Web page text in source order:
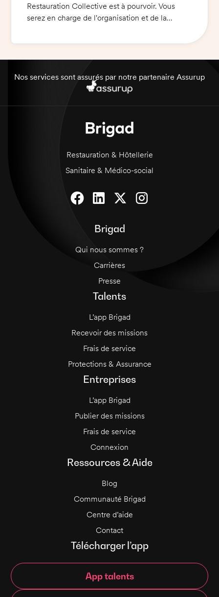
Restauration Collective est à pourvoir. Vous
serez en charge de l'organisation et de la
en respectant les normes HACCP. Vous
Vous préparerez des plats selon les recettes et
les standards de qualité définis, veillerez à la
des commandes, et vous serez responsable de
l'entretien des équipements de votre partie de
veste noire) sera demandée.
Nos services sont assurés par notre partenaire Assurup
Restauration & Hôtellerie
Sanitaire & Médico-social
Brigad
Qui nous sommes ?
Carrières
Presse
Talents
L’app Brigad
Recevoir des missions
Frais de service
Protections & Assurance
Entreprises
L’app Brigad
Publier des missions
Frais de service
Connexion
Ressources & Aide
Blog
Communauté Brigad
Centre d’aide
Contact
Télécharger l’app
App talents